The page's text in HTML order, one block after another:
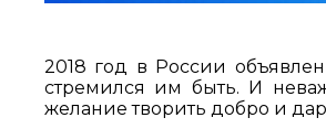
2018 год в России
стремился им быть. И
желание творить добро и